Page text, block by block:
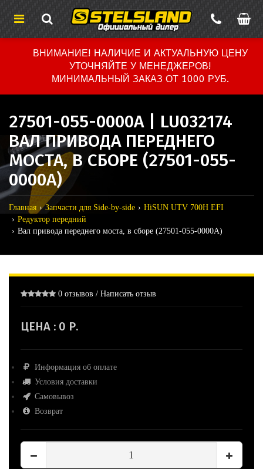
ВНИМАНИЕ! НАЛИЧИЕ И АКТУАЛЬНУЮ ЦЕНУ
УТОЧНЯЙТЕ У МЕНЕДЖЕРОВ!
МИНИМАЛЬНЫЙ ЗАКАЗ ОТ 1000 РУБ.
27501-055-0000A | LU032174
ВАЛ ПРИВОДА ПЕРЕДНЕГО
МОСТА, В СБОРЕ (27501-055-
0000A)
Главная Запчасти для Side-by-side
HiSUN UTV 700H EFI
Редуктор передний
Вал привода переднего моста, в сборе (27501-055-0000A)
0 отзывов / Написать отзыв
ЦЕНА : 0 Р.
Информация об оплате
Условия доставки
Самовывоз
Возврат